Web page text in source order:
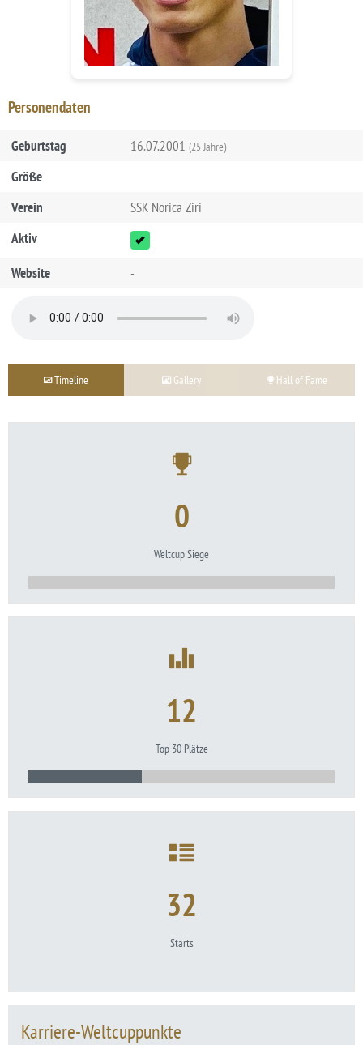
Personendaten
Geburtstag 16.07.2001 (25 Jahre)
Größe
Verein
SSK Norica Ziri
Aktiv
Website
-
Timeline Gallery Hall of Fame
0
Weltcup Siege
12
Top 30 Plätze
32
Starts
Karriere-Weltcuppunkte